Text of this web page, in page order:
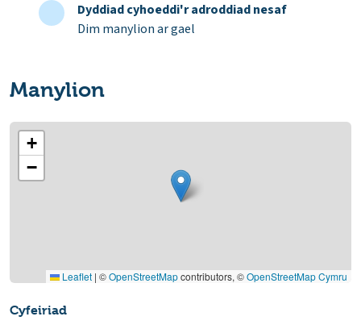
Dyddiad cyhoeddi'r adroddiad nesaf
Dim manylion ar gael
Manylion
+
−
Leaflet | ©OpenStreetMapcontributors, ©OpenStreetMap Cymru
Cyfeiriad